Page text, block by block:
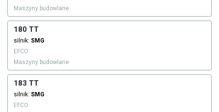
Maszyny budowlane
180 TT
silnik: SMG
EFCO
Maszyny budowlane
183 TT
silnik: SMG
EFCO